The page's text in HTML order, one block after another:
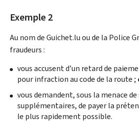
Exemple 2
Au nom de Guichet.lu ou de la Police
fraudeurs :
vous accusent d’un retard de
pour infraction au code de la route ;
vous demandent, sous la menace
supplémentaires, de payer la
le plus rapidement possible.